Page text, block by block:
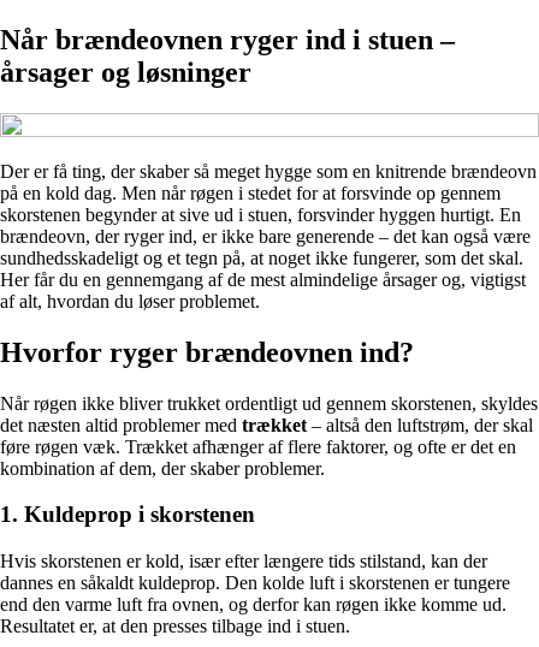
Når brændeovnen ryger ind i stuen –
årsager og løsninger
Der er få ting, der skaber så meget hygge som en knitrende brændeovn
på en kold dag. Men når røgen i stedet for at forsvinde op gennem
skorstenen begynder at sive ud i stuen, forsvinder hyggen hurtigt. En
brændeovn, der ryger ind, er ikke bare generende – det kan også være
sundhedsskadeligt og et tegn på, at noget ikke fungerer, som det skal.
Her får du en gennemgang af de mest almindelige årsager og, vigtigst
af alt, hvordan du løser problemet.
Hvorfor ryger brændeovnen ind?
Når røgen ikke bliver trukket ordentligt ud gennem skorstenen, skyldes
det næsten altid problemer med trækket – altså den luftstrøm, der skal
føre røgen væk. Trækket afhænger af flere faktorer, og ofte er det en
kombination af dem, der skaber problemer.
1. Kuldeprop i skorstenen
Hvis skorstenen er kold, især efter længere tids stilstand, kan der
dannes en såkaldt kuldeprop. Den kolde luft i skorstenen er tungere
end den varme luft fra ovnen, og derfor kan røgen ikke komme ud.
Resultatet er, at den presses tilbage ind i stuen.